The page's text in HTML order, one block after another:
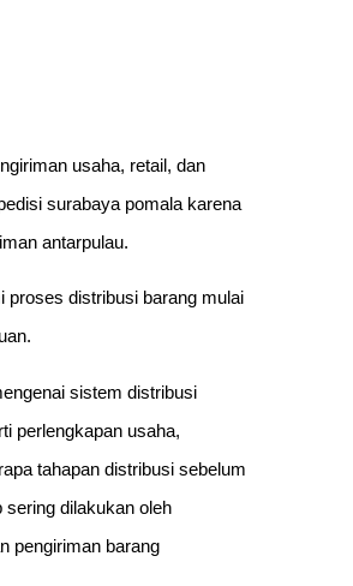
usaha, retail, dan
surabaya pomala karena
antarpulau.
proses distribusi barang mulai
sistem distribusi
perlengkapan usaha,
tahapan distribusi sebelum
dilakukan oleh
pengiriman barang